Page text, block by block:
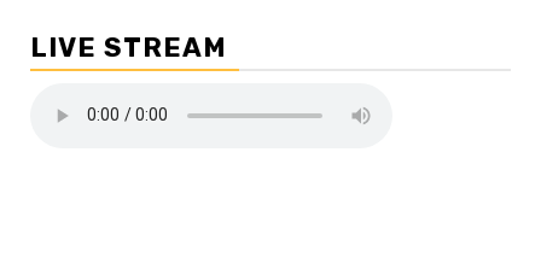
LIVE STREAM